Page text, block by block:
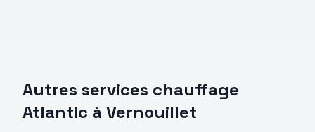
Autres services chauffage
Atlantic à Vernouillet